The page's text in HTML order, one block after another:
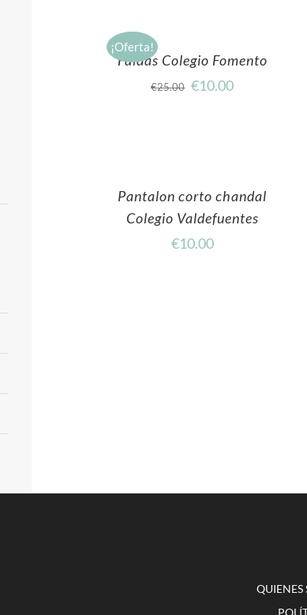
¡Oferta!
Faldas Colegio Fomento
€25.00 €10.00
Pantalon corto chandal
Colegio Valdefuentes
€10.00
QUIENES